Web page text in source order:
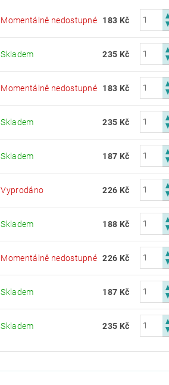
Momentálně nedostupné 183 Kč
Skladem 235 Kč
Momentálně nedostupné 183 Kč
Skladem 235 Kč
Skladem 187 Kč
Vyprodáno 226 Kč
Skladem 188 Kč
Momentálně nedostupné 226 Kč
Skladem 187 Kč
Skladem 235 Kč